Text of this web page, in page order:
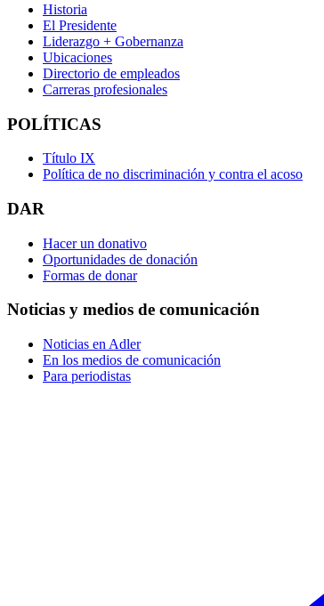
Historia
El Presidente
Liderazgo + Gobernanza
Ubicaciones
Directorio de empleados
Carreras profesionales
POLÍTICAS
Título IX
Política de no discriminación y contra el acoso
DAR
Hacer un donativo
Oportunidades de donación
Formas de donar
Noticias y medios de comunicación
Noticias en Adler
En los medios de comunicación
Para periodistas